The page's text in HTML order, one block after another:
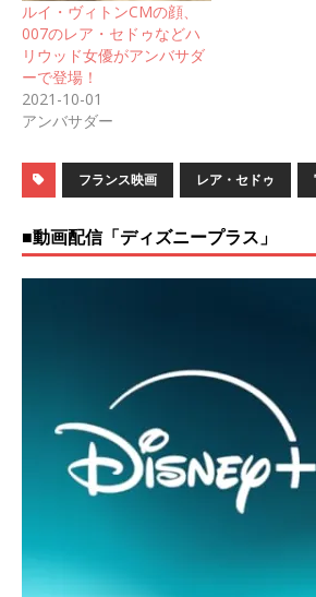
ルイ・ヴィトンCMの顔、
007のレア・セドゥなどハ
リウッド女優がアンバサダ
ーで登場！
2021-10-01
アンバサダー
フランス映画 レア・セドゥ
■動画配信「ディズニープラス」